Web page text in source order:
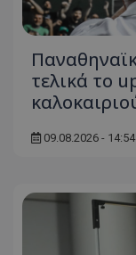
τελικά το
09.08.2026 - 14:54